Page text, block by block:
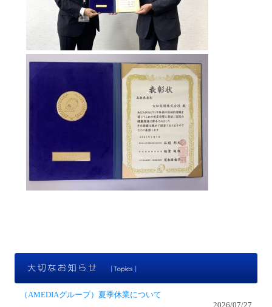
（AMEDIAグループ）夏季休業について
2026/07/27